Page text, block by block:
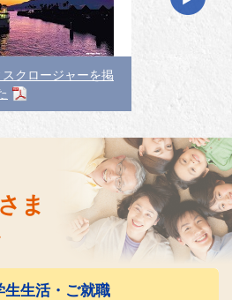
クロージャーを掲
ま
生生活・ご就職